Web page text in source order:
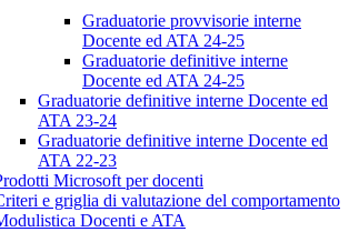
Graduatorie provvisorie interne
Docente ed ATA 24-25
Graduatorie definitive interne
Docente ed ATA 24-25
Graduatorie definitive interne Docente ed
ATA 23-24
Graduatorie definitive interne Docente ed
ATA 22-23
Microsoft per docenti
e griglia di valutazione del comportamento
Docenti e ATA